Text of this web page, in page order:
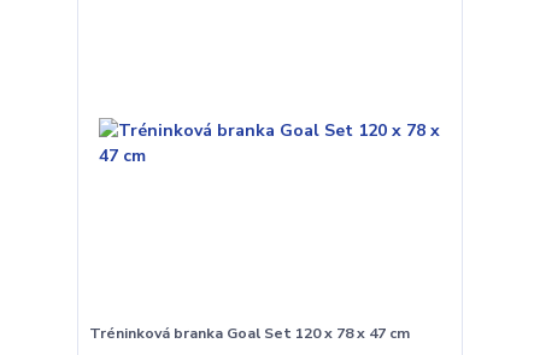
Tréninková branka Goal Set 120 x 78 x 47 cm